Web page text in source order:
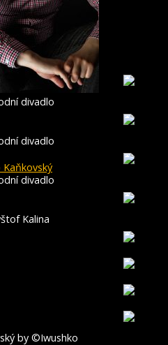
divadlo
divadlo
divadlo
Kalina
by ©Iwushko